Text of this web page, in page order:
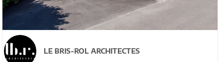
LE BRIS-ROL ARCHITECTES